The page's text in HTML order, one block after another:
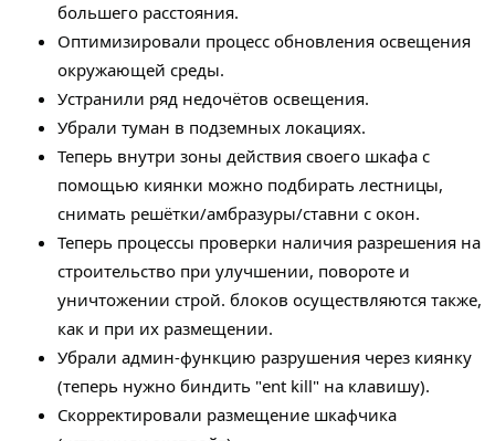
большего расстояния.
Оптимизировали процесс обновления освещения
окружающей среды.
Устранили ряд недочётов освещения.
Убрали туман в подземных локациях.
Теперь внутри зоны действия своего шкафа с
помощью киянки можно подбирать лестницы,
снимать решётки/амбразуры/ставни с окон.
Теперь процессы проверки наличия разрешения на
строительство при улучшении, повороте и
уничтожении строй. блоков осуществляются также,
как и при их размещении.
Убрали админ-функцию разрушения через киянку
(теперь нужно биндить "ent kill" на клавишу).
Скорректировали размещение шкафчика